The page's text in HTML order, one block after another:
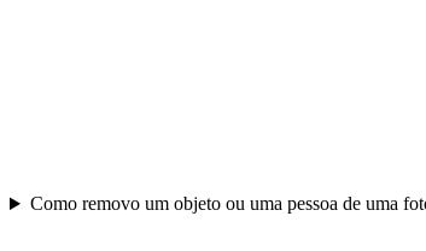
Como removo um objeto ou uma pessoa de uma